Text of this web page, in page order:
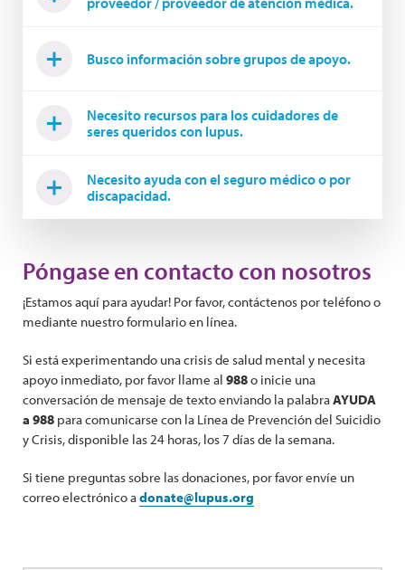
Busco información sobre grupos de apoyo.
Necesito recursos para los cuidadores de
seres queridos con lupus.
Necesito ayuda con el seguro médico o por
discapacidad.
Póngase en contacto con nosotros
¡Estamos aquí para ayudar! Por favor, contáctenos por teléfono o
mediante nuestro formulario en línea.
Si está experimentando una crisis de salud mental y necesita
apoyo inmediato, por favor llame al 988o inicie una
conversación de mensaje de texto enviando la palabraAYUDA
a 988 para comunicarse con la Línea de Prevención del Suicidio
y Crisis, disponible las 24 horas, los 7 días de la semana.
Si tiene preguntas sobre las donaciones, por favor envíe un
correo electrónico adonate@lupus.org